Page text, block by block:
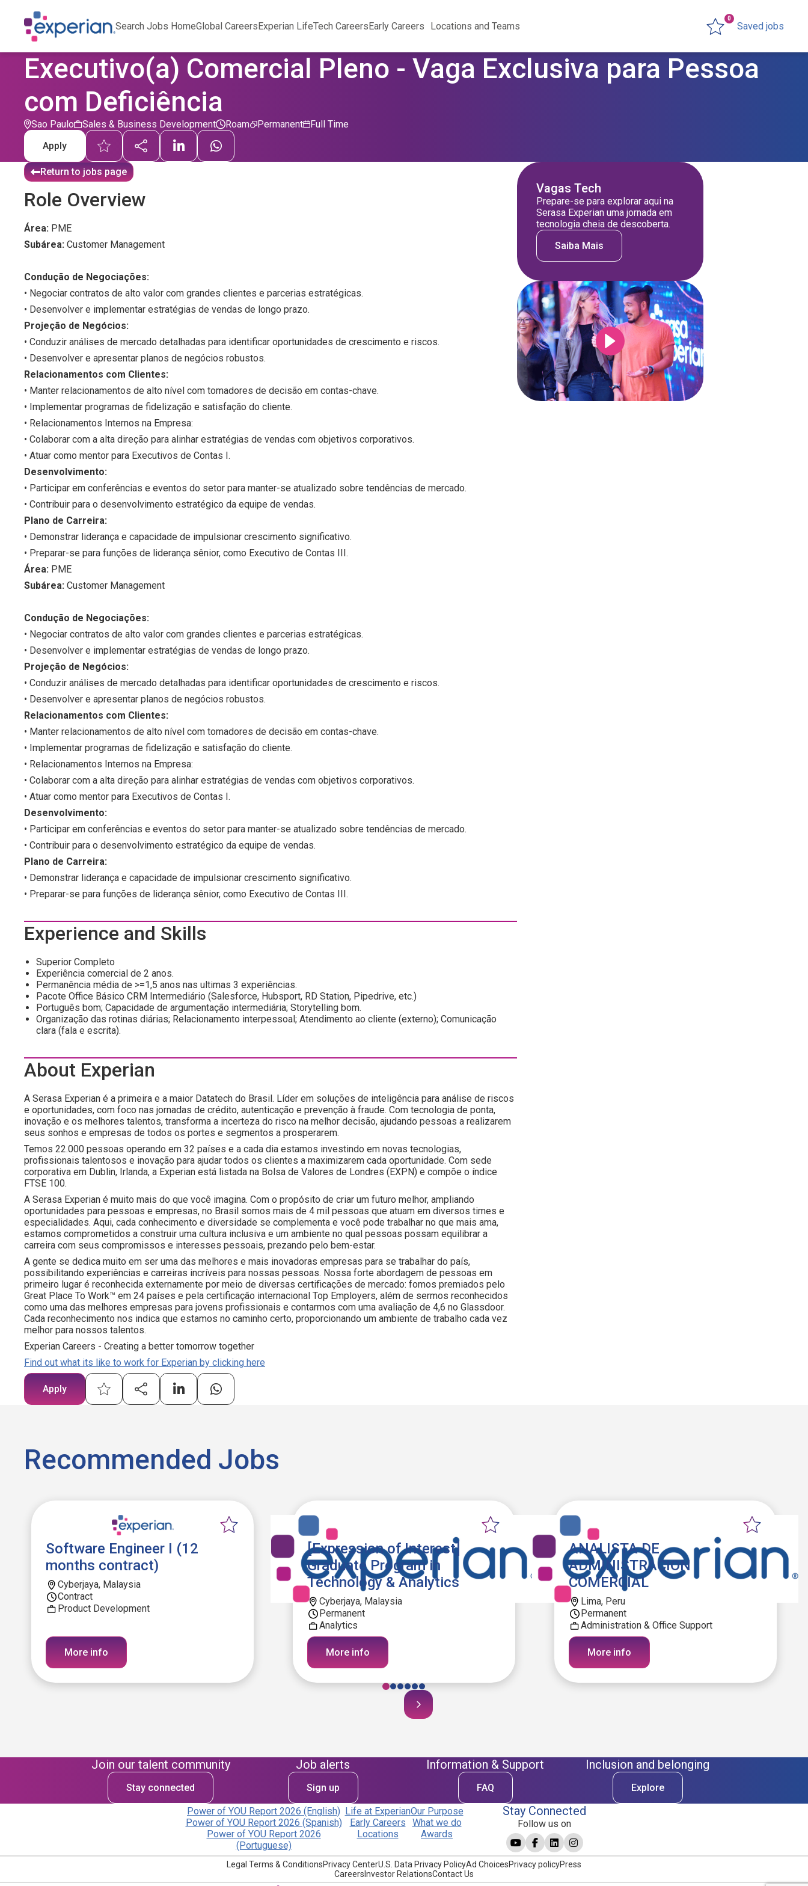
Search Jobs HomeGlobal CareersExperian LifeTech CareersEarly Careers Locations and Teams Saved jobs
0
Executivo(a) Comercial Pleno - Vaga Exclusiva para Pessoa
com Deficiência
Sao Paulo Sales & Business Development Permanent
Roam
Full Time
Apply
Return to jobs page
Role Overview
Área: PME
Subárea: Customer Management
Condução de Negociações:
• Negociar contratos de alto valor com grandes clientes e parcerias estratégicas.
• Desenvolver e implementar estratégias de vendas de longo prazo.
Projeção de Negócios:
• Conduzir análises de mercado detalhadas para identificar oportunidades de crescimento e riscos.
• Desenvolver e apresentar planos de negócios robustos.
Relacionamentos com Clientes:
• Manter relacionamentos de alto nível com tomadores de decisão em contas-chave.
• Implementar programas de fidelização e satisfação do cliente.
• Relacionamentos Internos na Empresa:
• Colaborar com a alta direção para alinhar estratégias de vendas com objetivos corporativos.
• Atuar como mentor para Executivos de Contas I.
Desenvolvimento:
• Participar em conferências e eventos do setor para manter-se atualizado sobre tendências de mercado.
• Contribuir para o desenvolvimento estratégico da equipe de vendas.
Plano de Carreira:
• Demonstrar liderança e capacidade de impulsionar crescimento significativo.
• Preparar-se para funções de liderança sênior, como Executivo de Contas III.
Área: PME
Subárea: Customer Management
Condução de Negociações:
• Negociar contratos de alto valor com grandes clientes e parcerias estratégicas.
• Desenvolver e implementar estratégias de vendas de longo prazo.
Projeção de Negócios:
• Conduzir análises de mercado detalhadas para identificar oportunidades de crescimento e riscos.
• Desenvolver e apresentar planos de negócios robustos.
Relacionamentos com Clientes:
• Manter relacionamentos de alto nível com tomadores de decisão em contas-chave.
• Implementar programas de fidelização e satisfação do cliente.
• Relacionamentos Internos na Empresa:
• Colaborar com a alta direção para alinhar estratégias de vendas com objetivos corporativos.
• Atuar como mentor para Executivos de Contas I.
Desenvolvimento:
• Participar em conferências e eventos do setor para manter-se atualizado sobre tendências de mercado.
• Contribuir para o desenvolvimento estratégico da equipe de vendas.
Plano de Carreira:
• Demonstrar liderança e capacidade de impulsionar crescimento significativo.
• Preparar-se para funções de liderança sênior, como Executivo de Contas III.
Experience and Skills
Superior Completo
Experiência comercial de 2 anos.
Permanência média de >=1,5 anos nas ultimas 3 experiências.
Pacote Office Básico CRM Intermediário (Salesforce, Hubsport, RD Station, Pipedrive, etc.)
Português bom; Capacidade de argumentação intermediária; Storytelling bom.
Organização das rotinas diárias; Relacionamento interpessoal; Atendimento ao cliente (externo); Comunicação
clara (fala e escrita).
About Experian
A Serasa Experian é a primeira e a maior Datatech do Brasil. Líder em soluções de inteligência para análise de riscos
e oportunidades, com foco nas jornadas de crédito, autenticação e prevenção à fraude. Com tecnologia de ponta,
inovação e os melhores talentos, transforma a incerteza do risco na melhor decisão, ajudando pessoas a realizarem
seus sonhos e empresas de todos os portes e segmentos a prosperarem.
Temos 22.000 pessoas operando em 32 países e a cada dia estamos investindo em novas tecnologias,
profissionais talentosos e inovação para ajudar todos os clientes a maximizarem cada oportunidade. Com sede
corporativa em Dublin, Irlanda, a Experian está listada na Bolsa de Valores de Londres (EXPN) e compõe o índice
FTSE 100.
A Serasa Experian é muito mais do que você imagina. Com o propósito de criar um futuro melhor, ampliando
oportunidades para pessoas e empresas, no Brasil somos mais de 4 mil pessoas que atuam em diversos times e
especialidades. Aqui, cada conhecimento e diversidade se complementa e você pode trabalhar no que mais ama,
estamos comprometidos a construir uma cultura inclusiva e um ambiente no qual pessoas possam equilibrar a
carreira com seus compromissos e interesses pessoais, prezando pelo bem-estar.
A gente se dedica muito em ser uma das melhores e mais inovadoras empresas para se trabalhar do país,
possibilitando experiências e carreiras incríveis para nossas pessoas. Nossa forte abordagem de pessoas em
primeiro lugar é reconhecida externamente por meio de diversas certificações de mercado: fomos premiados pelo
Great Place To Work™ em 24 países e pela certificação internacional Top Employers, além de sermos reconhecidos
como uma das melhores empresas para jovens profissionais e contarmos com uma avaliação de 4,6 no Glassdoor.
Cada reconhecimento nos indica que estamos no caminho certo, proporcionando um ambiente de trabalho cada vez
melhor para nossos talentos.
Experian Careers - Creating a better tomorrow together
Find out what its like to work for Experian by clicking here
Apply
Vagas Tech
Prepare-se para explorar aqui na
Serasa Experian uma jornada em
tecnologia cheia de descoberta.
Saiba Mais
Recommended Jobs
Software Engineer I (12
months contract)
Cyberjaya, Malaysia
Contract
Product Development
More info
[Expression of Interest]
Graduate Program in
Technology & Analytics
Cyberjaya, Malaysia
Permanent
Analytics
More info
ANALISTA DE
ADMINISTRACION
COMERCIAL
Lima, Peru
Permanent
Administration & Office Support
More info
Join our talent community
Stay connected
Job alerts
Sign up
Information & Support
FAQ
Inclusion and belonging
Explore
Power of YOU Report 2026 (English)
Power of YOU Report 2026 (Spanish)
Power of YOU Report 2026
(Portuguese)
Life at Experian
Early Careers
Locations
Our Purpose
What we do
Awards
Stay Connected
Follow us on
Legal Terms & ConditionsPrivacy CenterU.S. Data Privacy PolicyAd ChoicesPrivacy policyPress
Careers Investor RelationsContact Us